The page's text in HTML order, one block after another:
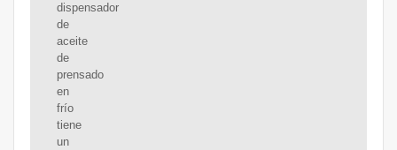
dispensador
de
aceite
de
prensado
en
frío
tiene
un